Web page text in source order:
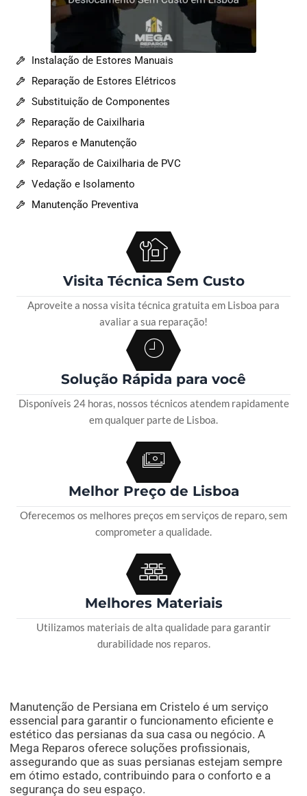
Instalação de Estores Manuais
Reparação de Estores Elétricos
Substituição de Componentes
Reparação de Caixilharia
Reparos e Manutenção
Reparação de Caixilharia de PVC
Vedação e Isolamento
Manutenção Preventiva
Visita Técnica Sem Custo
Aproveite a nossa visita técnica gratuita em Lisboa para
avaliar a sua reparação!
Solução Rápida para você
Disponíveis 24 horas, nossos técnicos atendem rapidamente
em qualquer parte de Lisboa.
Melhor Preço de Lisboa
Oferecemos os melhores preços em serviços de reparo, sem
comprometer a qualidade.
Melhores Materiais
Utilizamos materiais de alta qualidade para garantir
durabilidade nos reparos.
Manutenção de Persiana em Cristelo é um serviço
essencial para garantir o funcionamento eficiente e
estético das persianas da sua casa ou negócio. A
Mega Reparos oferece soluções profissionais,
assegurando que as suas persianas estejam sempre
em ótimo estado, contribuindo para o conforto e a
segurança do seu espaço.